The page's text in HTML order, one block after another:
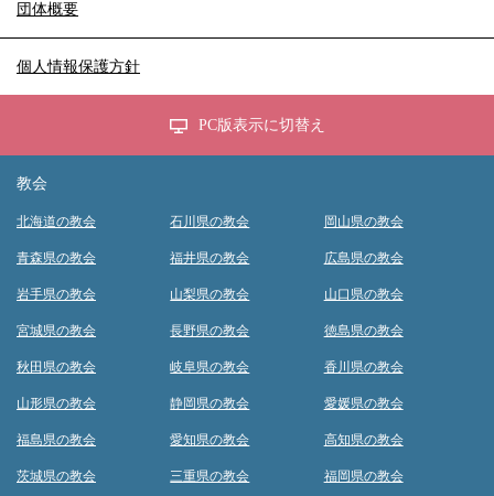
団体概要
個人情報保護方針
PC版表示に切替え
教会
北海道の教会
青森県の教会
岩手県の教会
宮城県の教会
秋田県の教会
山形県の教会
福島県の教会
茨城県の教会
石川県の教会
福井県の教会
山梨県の教会
長野県の教会
岐阜県の教会
静岡県の教会
愛知県の教会
三重県の教会
岡山県の教会
広島県の教会
山口県の教会
徳島県の教会
香川県の教会
愛媛県の教会
高知県の教会
福岡県の教会